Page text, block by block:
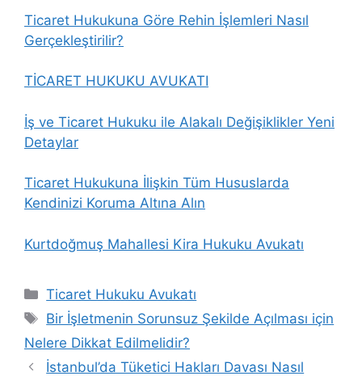
Ticaret Hukukuna Göre Rehin İşlemleri Nasıl
Gerçekleştirilir?
TİCARET HUKUKU AVUKATI
İş ve Ticaret Hukuku ile Alakalı Değişiklikler Yeni
Detaylar
Ticaret Hukukuna İlişkin Tüm Hususlarda
Kendinizi Koruma Altına Alın
Kurtdoğmuş Mahallesi Kira Hukuku Avukatı
Kategoriler
Ticaret Hukuku Avukatı
Etiketler
Bir İşletmenin Sorunsuz Şekilde Açılması için
Nelere Dikkat Edilmelidir?
İstanbul’da Tüketici Hakları Davası Nasıl